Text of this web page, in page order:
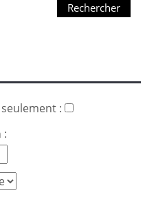
Rechercher
:
: